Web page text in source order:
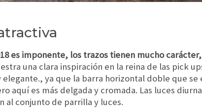
es imponente, los trazos tienen mucho
una clara inspiración en la reina de las pick
elegante., ya que la barra horizontal doble que
aquí es más delgada y cromada. Las luces
al conjunto de parrilla y luces.